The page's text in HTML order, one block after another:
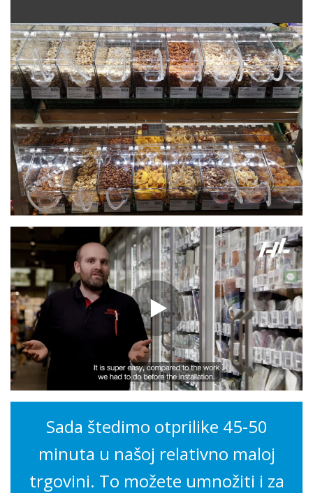
Sada štedimo otprilike 45-50
minuta u našoj relativno maloj
trgovini. To možete umnožiti i za